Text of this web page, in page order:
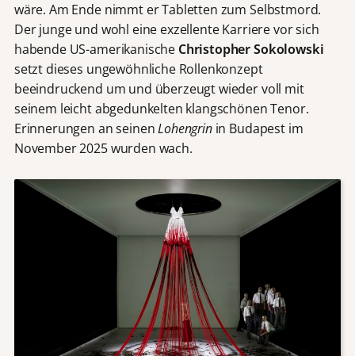
wäre. Am Ende nimmt er Tabletten zum Selbstmord.
Der junge und wohl eine exzellente Karriere vor sich
habende US-amerikanische Christopher Sokolowski
setzt dieses ungewöhnliche Rollenkonzept
beeindruckend um und überzeugt wieder voll mit
seinem leicht abgedunkelten klangschönen Tenor.
Erinnerungen an seinenLohengrinin Budapest im
November 2025 wurden wach.